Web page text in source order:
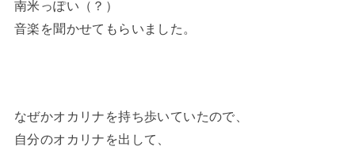
南米っぽい（？）
音楽を聞かせてもらいました。
なぜかオカリナを持ち歩いていたので、
自分のオカリナを出して、